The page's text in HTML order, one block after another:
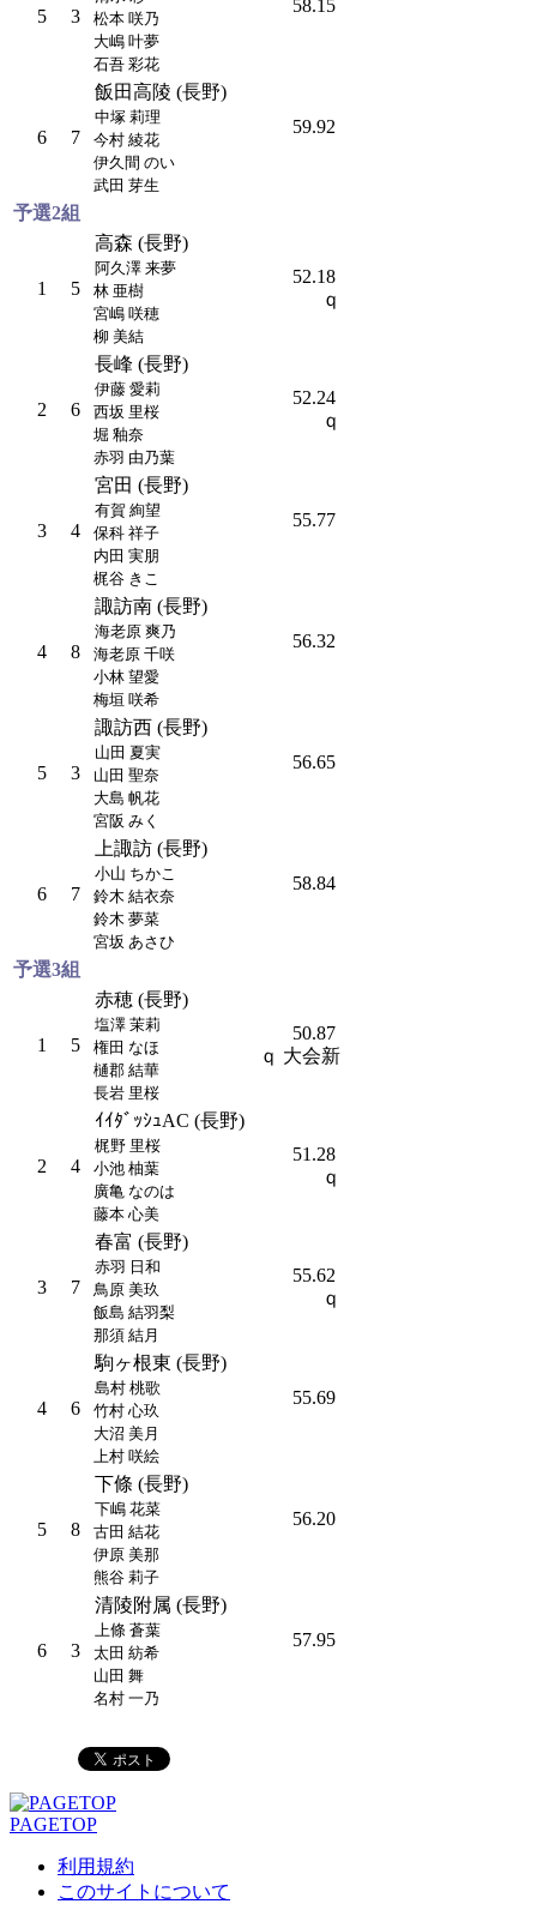
5 3
松本 咲乃
大嶋 叶夢
石吾 彩花
58.15
6 7
飯田高陵 (長野)
中塚 莉理
今村 綾花
伊久間 のい
武田 芽生
59.92
予選2組
1 5
高森 (長野)
阿久澤 来夢
林 亜樹
宮嶋 咲穂
柳 美結
52.18
ｑ
2 6
長峰 (長野)
伊藤 愛莉
西坂 里桜
堀 釉奈
赤羽 由乃葉
52.24
ｑ
3 4
宮田 (長野)
有賀 絢望
保科 祥子
内田 実朋
梶谷 きこ
55.77
4 8
諏訪南 (長野)
海老原 爽乃
海老原 千咲
小林 望愛
梅垣 咲希
56.32
5 3
諏訪西 (長野)
山田 夏実
山田 聖奈
大島 帆花
宮阪 みく
56.65
6 7
上諏訪 (長野)
小山 ちかこ
鈴木 結衣奈
鈴木 夢菜
宮坂 あさひ
58.84
予選3組
1 5
赤穂 (長野)
塩澤 茉莉
権田 なほ
樋郡 結華
長岩 里桜
50.87
ｑ 大会新
2 4
ｲｲﾀﾞｯｼｭAC (長野)
梶野 里桜
小池 柚葉
廣亀 なのは
藤本 心美
51.28
ｑ
3 7
春富 (長野)
赤羽 日和
鳥原 美玖
飯島 結羽梨
那須 結月
55.62
ｑ
4 6
駒ヶ根東 (長野)
島村 桃歌
竹村 心玖
大沼 美月
上村 咲絵
55.69
5 8
下條 (長野)
下嶋 花菜
古田 結花
伊原 美那
熊谷 莉子
56.20
6 3
清陵附属 (長野)
上條 蒼葉
太田 紡希
山田 舞
名村 一乃
57.95
PAGETOP
利用規約
このサイトについて